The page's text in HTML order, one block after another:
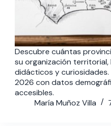
Descubre cuántas
su organización
didácticos y curiosidades.
2026 con datos
accesibles.
María Muñoz Villa